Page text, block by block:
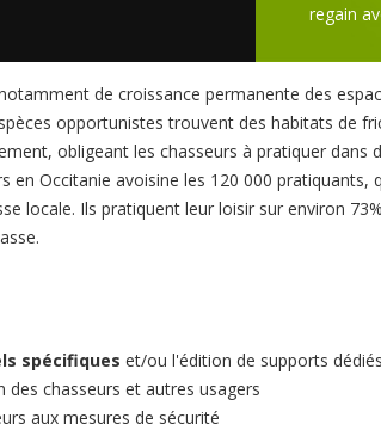
regain
de croissance permanente des
opportunistes trouvent des habitats de
obligeant les chasseurs à pratiquer dans
en Occitanie avoisine les 120 000 pratiquants,
locale. Ils pratiquent leur loisir sur environ
spécifiques et/ou l'édition de supports
chasseurs et autres usagers
aux mesures de sécurité